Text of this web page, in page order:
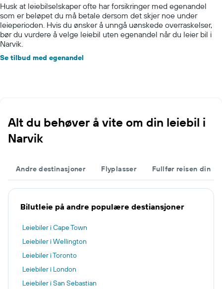
Husk at leiebilselskaper ofte har forsikringer med egenandel
som er beløpet du må betale dersom det skjer noe under
leieperioden. Hvis du ønsker å unngå uønskede overraskelser,
bør du vurdere å velge leiebil uten egenandel når du leier bil i
Narvik.
Se tilbud med egenandel
Alt du behøver å vite om din leiebil i
Narvik
Andre destinasjoner Flyplasser Fullfør reisen din
Bilutleie på andre populære destiansjoner
Leiebiler i Cape Town
Leiebiler i Wellington
Leiebiler i Toronto
Leiebiler i London
Leiebiler i San Sebastian